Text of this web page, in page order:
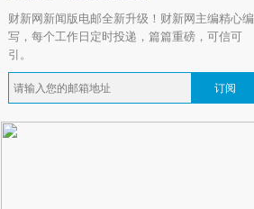
财新网新闻版电邮全新升级！财新网主编精心编
写，每个工作日定时投递，篇篇重磅，可信可
引。
订阅